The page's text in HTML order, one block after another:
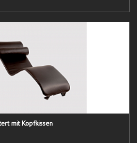
mit Kopfkissen